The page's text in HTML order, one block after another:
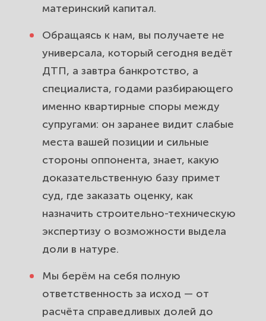
материнский капитал.
Обращаясь к нам, вы получаете не
универсала, который сегодня ведёт
ДТП, а завтра банкротство, а
специалиста, годами разбирающего
именно квартирные споры между
супругами: он заранее видит слабые
места вашей позиции и сильные
стороны оппонента, знает, какую
доказательственную базу примет
суд, где заказать оценку, как
назначить строительно-техническую
экспертизу о возможности выдела
доли в натуре.
Мы берём на себя полную
ответственность за исход — от
расчёта справедливых долей до